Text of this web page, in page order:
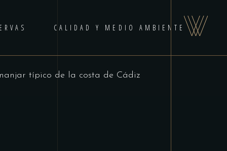
CALIDAD Y MEDIO AMBIENTE
típico de la costa de Cádiz